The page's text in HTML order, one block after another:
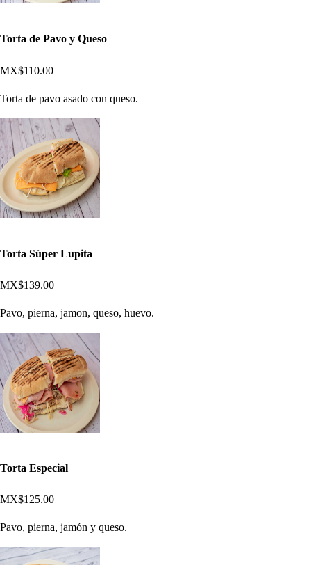
Torta de Pavo y Queso
MX$110.00
Torta de pavo asado con queso.
Torta Súper Lupita
MX$139.00
Pavo, pierna, jamon, queso, huevo.
Torta Especial
MX$125.00
Pavo, pierna, jamón y queso.